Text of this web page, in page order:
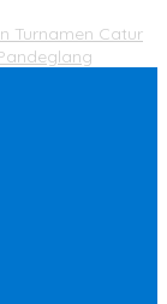
Turnamen Catur